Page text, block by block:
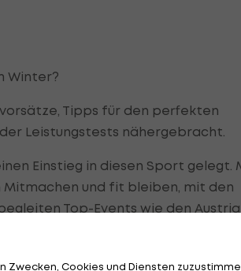
Winter?
Tipps für den perfekten
Leistungstests nähergebracht.
Einstieg in diesen Sport gelegt.
Mitmachen und fit bleiben, mit den
Top-Events wie den Austria
Zwecken, Cookies und Diensten